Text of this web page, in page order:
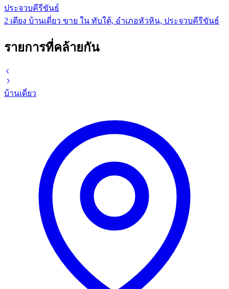
ประจวบคีรีขันธ์
2 เตียง บ้านเดี่ยว ขาย ใน ทับใต้, อำเภอหัวหิน, ประจวบคีรีขันธ์
รายการที่คล้ายกัน
บ้านเดี่ยว